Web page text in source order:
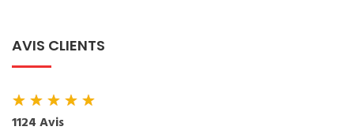
AVIS CLIENTS
★★★★★
1124 Avis